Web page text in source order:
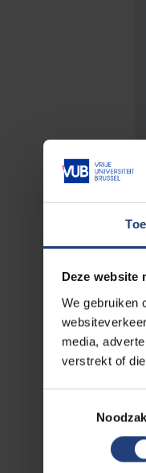
Deze website
We gebruiken
media,
verstrekt of